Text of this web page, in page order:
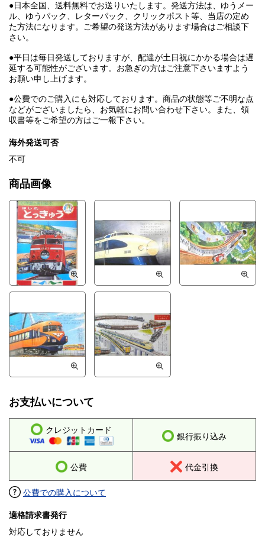
●日本全国、送料無料でお送りいたします。発送方法は、ゆうメー
ル、ゆうパック、レターパック、クリックポスト等、当店の定め
た方法になります。ご希望の発送方法があります場合はご相談下
さい。
●平日は毎日発送しておりますが、配達が土日祝にかかる場合は遅
延する可能性がございます。お急ぎの方はご注意下さいますよう
お願い申し上げます。
●公費でのご購入にも対応しております。商品の状態等ご不明な点
などがございましたら、お気軽にお問い合わせ下さい。また、領
収書等をご希望の方はご一報下さい。
海外発送可否
不可
商品画像
お支払いについて
クレジットカード
銀行振り込み
公費 代金引換
公費での購入について
適格請求書発行
対応しておりません